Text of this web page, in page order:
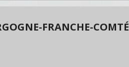
FRANCHE-COMTÉ